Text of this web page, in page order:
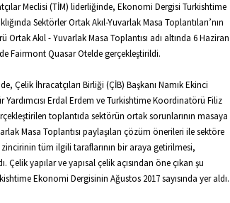
Meclisi (TİM) liderliğinde, Ekonomi Dergisi Turkishtime
Sektörler Ortak Akıl-Yuvarlak Masa Toplantıları’nın
Ortak Akıl - Yuvarlak Masa Toplantısı adı altında 6 Haziran
Fairmont Quasar Otelde gerçekleştirildi.
Çelik İhracatçıları Birliği (ÇİB) Başkanı Namık Ekinci
Erdal Erdem ve Turkishtime Koordinatörü Filiz
toplantıda sektörün ortak sorunlarının masaya
Masa Toplantısı paylaşılan çözüm önerileri ile sektöre
tüm ilgili taraflarının bir araya getirilmesi,
Çelik yapılar ve yapısal çelik açısından öne çıkan şu
Ekonomi Dergisinin Ağustos 2017 sayısında yer aldı.